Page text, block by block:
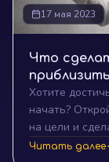
17 мая 2023
Что
Хотите
начать?
на цели и
Читать далее